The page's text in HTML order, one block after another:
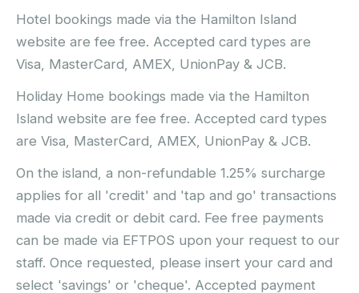
Hotel bookings made via the Hamilton Island
website are fee free. Accepted card types are
Visa, MasterCard, AMEX, UnionPay & JCB.
Holiday Home bookings made via the Hamilton
Island website are fee free. Accepted card types
are Visa, MasterCard, AMEX, UnionPay & JCB.
On the island, a non-refundable 1.25% surcharge
applies for all 'credit' and 'tap and go' transactions
made via credit or debit card. Fee free payments
can be made via EFTPOS upon your request to our
staff. Once requested, please insert your card and
select 'savings' or 'cheque'. Accepted payment